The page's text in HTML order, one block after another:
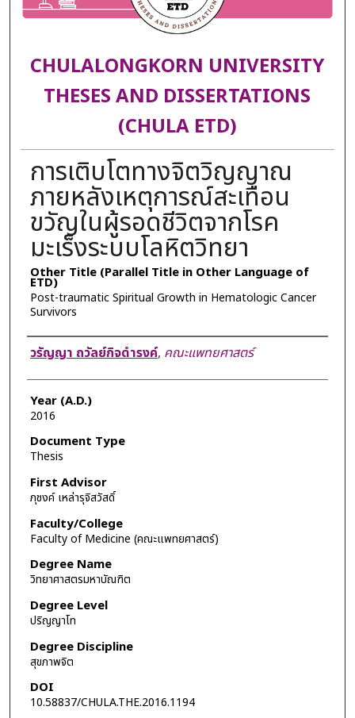
CHULALONGKORN UNIVERSITY
THESES AND DISSERTATIONS
(CHULA ETD)
การเติบโตทางจิตวิญญาณ
ภายหลังเหตุการณ์สะเทือน
ขวัญในผู้รอดชีวิตจากโรค
มะเร็งระบบโลหิตวิทยา
Other Title (Parallel Title in Other Language of
ETD)
Post-traumatic Spiritual Growth in Hematologic Cancer
Survivors
Author
วรัญญา ถวัลย์กิจดำรงค์, คณะแพทยศาสตร์
Year (A.D.)
2016
Document Type
Thesis
First Advisor
ภุชงค์ เหล่ารุจิสวัสดิ์
Faculty/College
Faculty of Medicine (คณะแพทยศาสตร์)
Degree Name
วิทยาศาสตรมหาบัณฑิต
Degree Level
ปริญญาโท
Degree Discipline
สุขภาพจิต
DOI
10.58837/CHULA.THE.2016.1194